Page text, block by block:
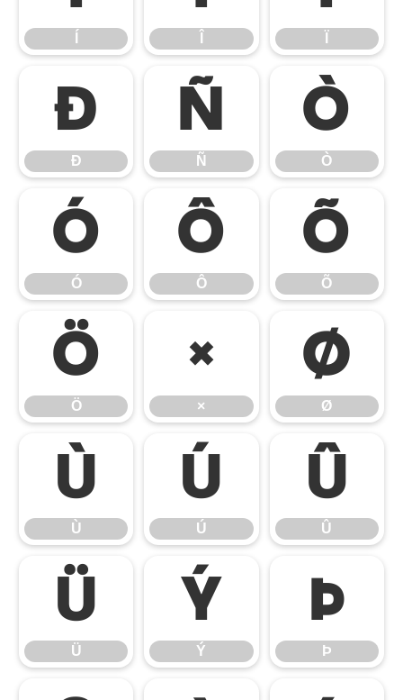
Ð
Ð
Ñ
Ñ
Ò
Ò
Ó
Ó
Ô
Ô
Õ
Õ
Ö
Ö
×
×
Ø
Ø
Ù
Ù
Ú
Ú
Û
Û
Ü
Ü
Ý
Ý
Þ
Þ